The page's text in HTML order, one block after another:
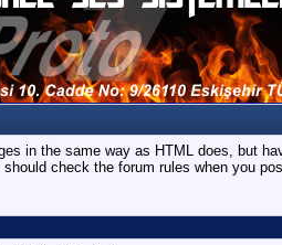
in the same way as HTML does, but
check the forum rules when you